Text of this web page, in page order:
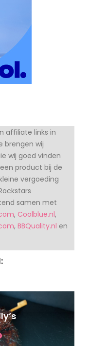
affiliate links in
brengen wij
wij goed vinden
product bij de
vergoeding
samen met
, Coolblue.nl,
, BBQuality.nl en